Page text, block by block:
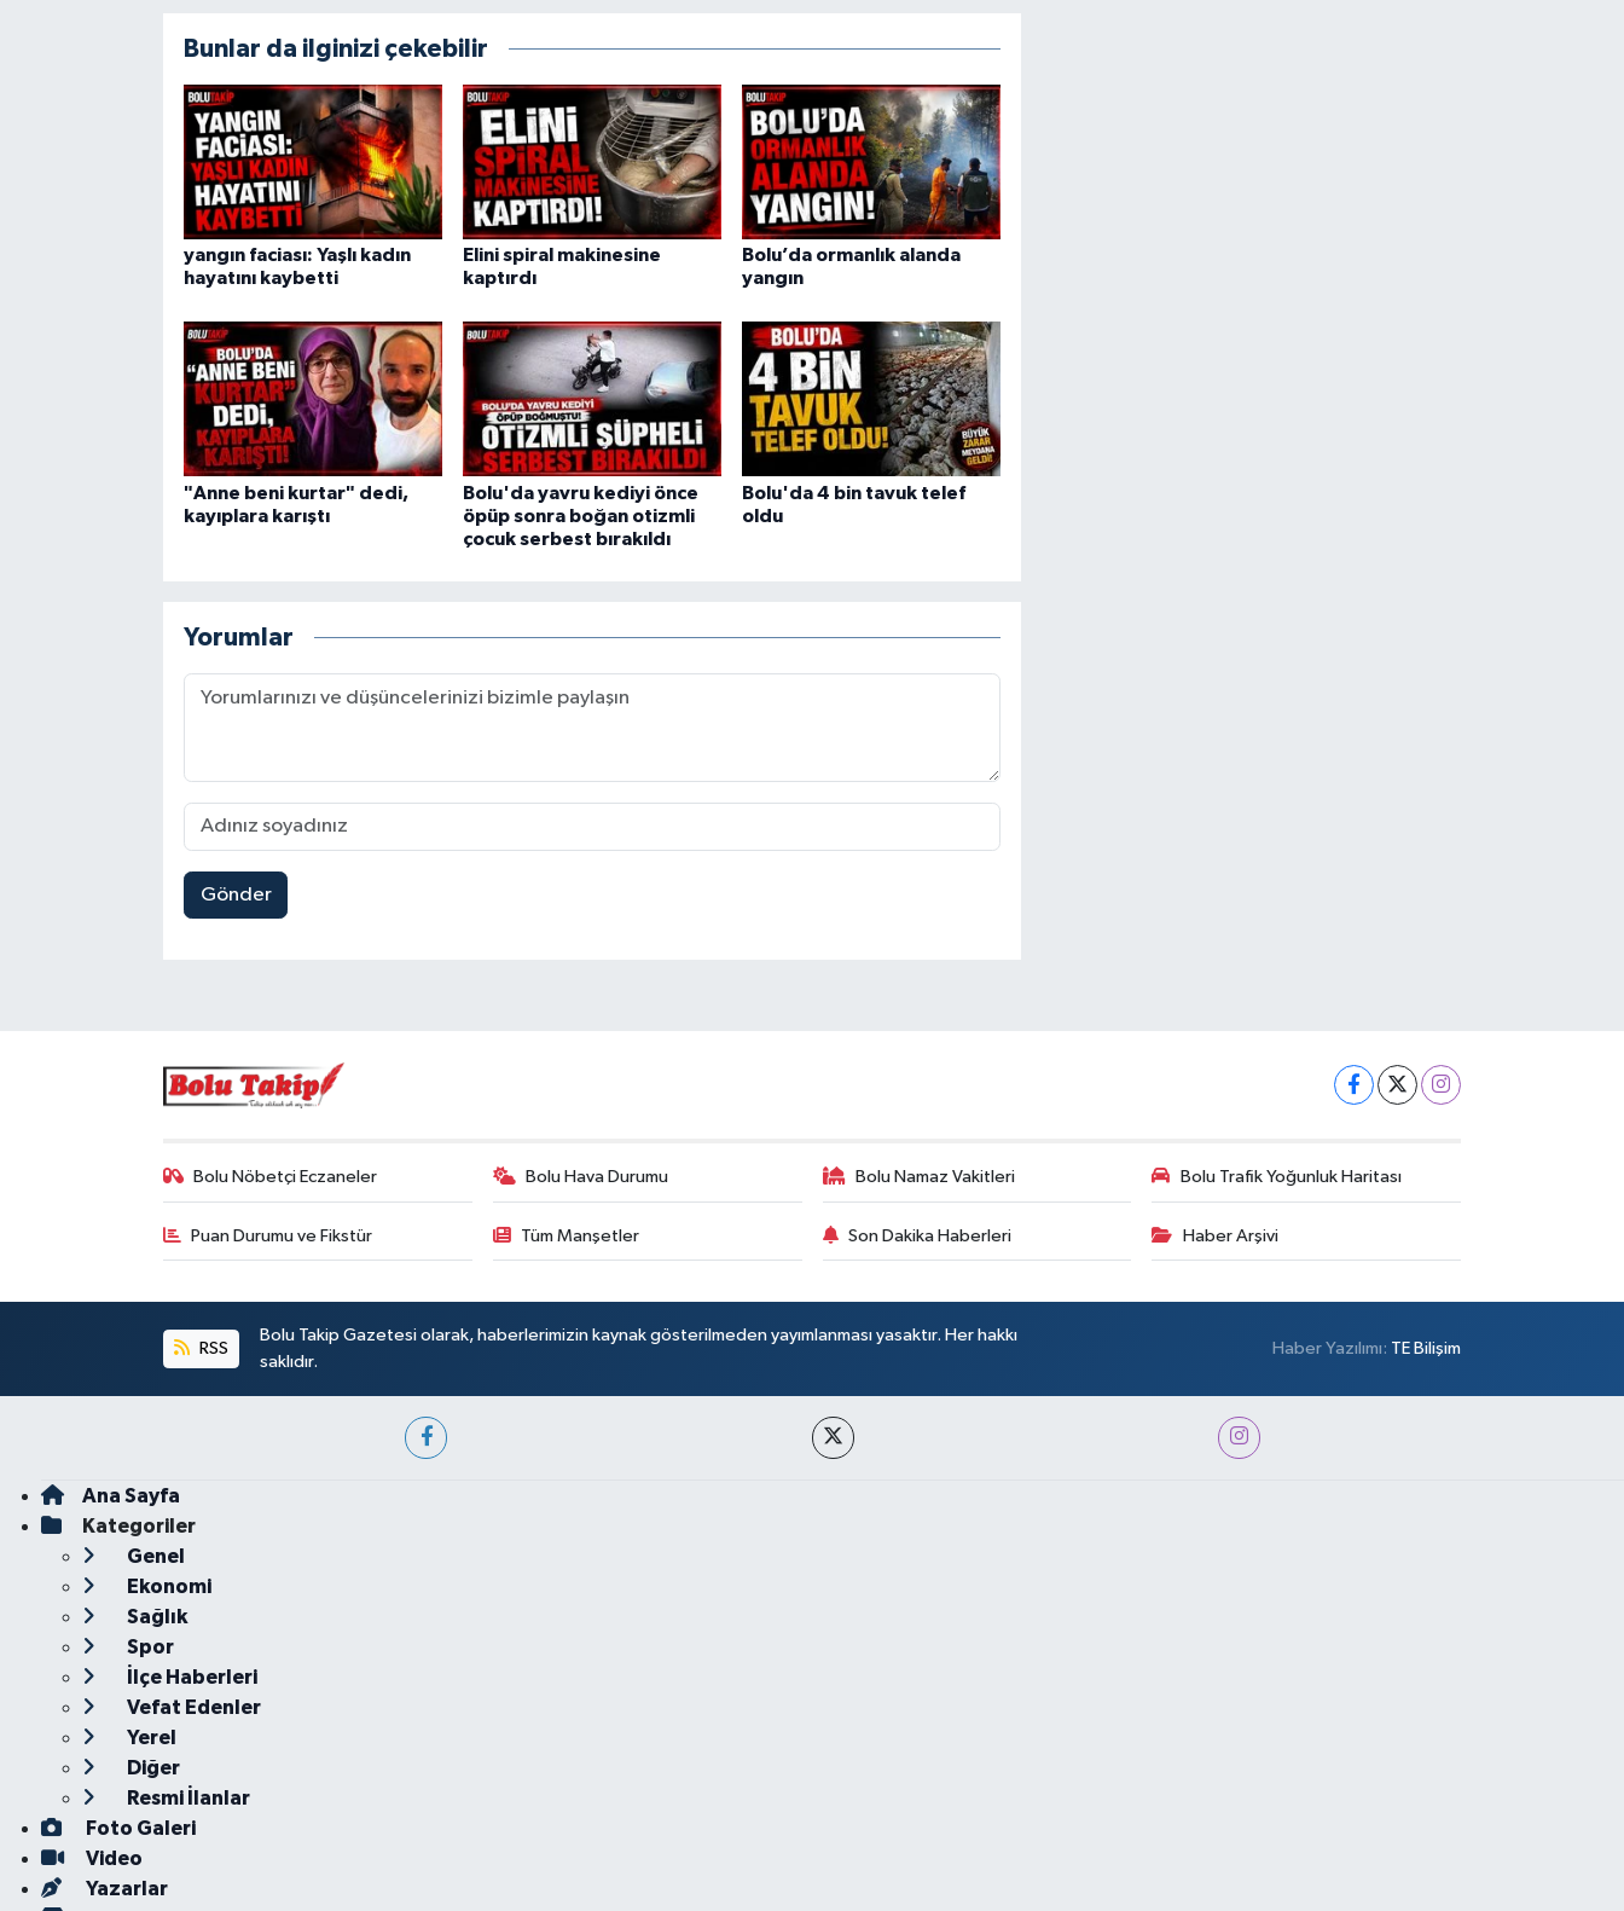
Bunlar da ilginizi çekebilir
yangın faciası: Yaşlı kadın
hayatını kaybetti
Elini spiral makinesine
kaptırdı
Bolu’da ormanlık alanda
yangın
"Anne beni kurtar" dedi,
kayıplara karıştı
Bolu'da yavru kediyi önce
öpüp sonra boğan otizmli
çocuk serbest bırakıldı
Bolu'da 4 bin tavuk telef
oldu
Yorumlar
Gönder
Bolu Nöbetçi Eczaneler Bolu Hava Durumu Bolu Namaz Vakitleri Bolu Trafik Yoğunluk Haritası
Puan Durumu ve Fikstür Tüm Manşetler Son Dakika Haberleri Haber Arşivi
RSS
Bolu Takip Gazetesi olarak, haberlerimizin kaynak gösterilmeden yayımlanması yasaktır. Her hakkı
saklıdır.
Haber Yazılımı: TE Bilişim
Ana Sayfa
Kategoriler
Genel
Ekonomi
Sağlık
Spor
İlçe Haberleri
Vefat Edenler
Yerel
Diğer
Resmi İlanlar
Foto Galeri
Video
Yazarlar